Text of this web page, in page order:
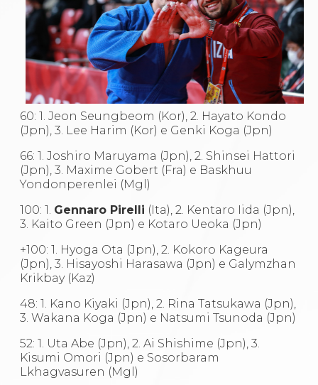
60: 1. Jeon Seungbeom (Kor), 2. Hayato Kondo
(Jpn), 3. Lee Harim (Kor) e Genki Koga (Jpn)
66: 1. Joshiro Maruyama (Jpn), 2. Shinsei Hattori
(Jpn), 3. Maxime Gobert (Fra) e Baskhuu
Yondonperenlei (Mgl)
100: 1. Gennaro Pirelli (Ita), 2. Kentaro Iida (Jpn),
3. Kaito Green (Jpn) e Kotaro Ueoka (Jpn)
+100: 1. Hyoga Ota (Jpn), 2. Kokoro Kageura
(Jpn), 3. Hisayoshi Harasawa (Jpn) e Galymzhan
Krikbay (Kaz)
48: 1. Kano Kiyaki (Jpn), 2. Rina Tatsukawa (Jpn),
3. Wakana Koga (Jpn) e Natsumi Tsunoda (Jpn)
52: 1. Uta Abe (Jpn), 2. Ai Shishime (Jpn), 3.
Kisumi Omori (Jpn) e Sosorbaram
Lkhagvasuren (Mgl)